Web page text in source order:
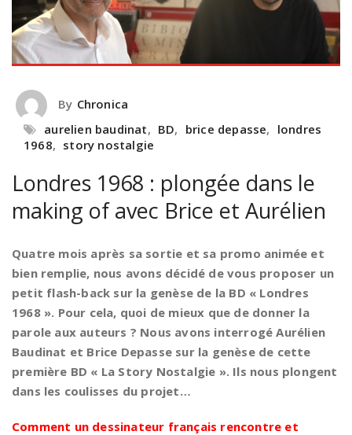
By Chronica
aurelien baudinat, BD, brice depasse, londres
1968, story nostalgie
Londres 1968 : plongée dans le
making of avec Brice et Aurélien
Quatre mois après sa sortie et sa promo animée et
bien remplie, nous avons décidé de vous proposer un
petit flash-back sur la genèse de la BD « Londres
1968 ». Pour cela, quoi de mieux que de donner la
parole aux auteurs ? Nous avons interrogé Aurélien
Baudinat et Brice Depasse sur la genèse de cette
première BD « La Story Nostalgie ». Ils nous plongent
dans les coulisses du projet…
Comment un dessinateur français rencontre et